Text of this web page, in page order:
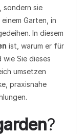
sondern sie
Garten, in
In diesem
ist, warum er für
Sie dieses
umsetzen
praxisnahe
?